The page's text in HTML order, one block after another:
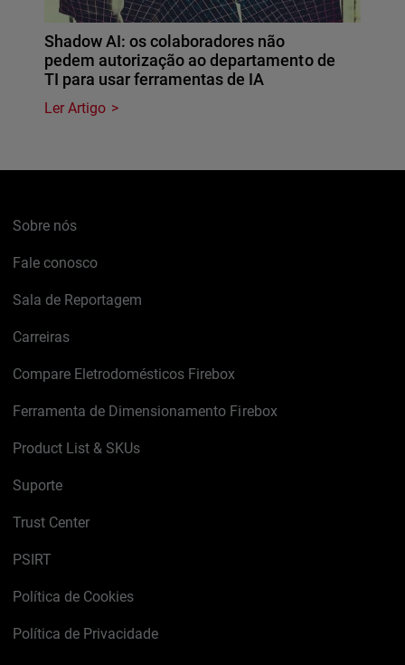
Shadow AI: os colaboradores não
pedem autorização ao departamento de
TI para usar ferramentas de IA
Ler Artigo
Sobre nós
Fale conosco
Sala de Reportagem
Carreiras
Compare Eletrodomésticos Firebox
Ferramenta de Dimensionamento Firebox
Product List & SKUs
Suporte
Trust Center
PSIRT
Política de Cookies
Política de Privacidade